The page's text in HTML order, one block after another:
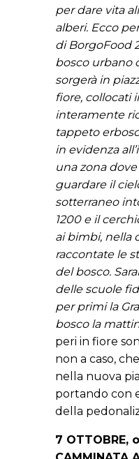
per dare vita
alberi. Ecco
di BorgoFood
bosco urbano
sorgerà in
fiore, collocati
interamente
tappeto
in evidenza
una zona
guardare il
sotterraneo
1200 e il
ai bimbi, nella
raccontate le
del bosco.
delle scuole
per primi la
bosco la
peri in fiore
non a caso,
nella nuova
portando con
della
7 OTTOBRE,